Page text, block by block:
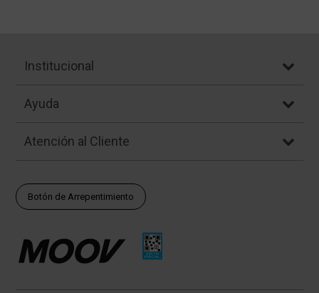
Institucional
Ayuda
Atención al Cliente
Botón de Arrepentimiento